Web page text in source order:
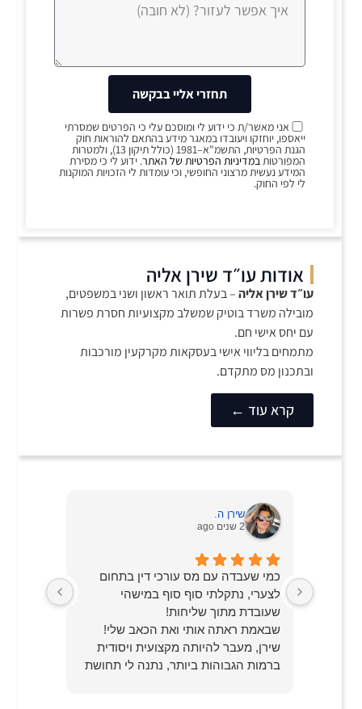
אני מאשר/ת כי ידוע לי ומוסכם עלי כי הפרטים שמסרתי
ייאספו, יוחזקו ויעובדו במאגר מידע בהתאם להוראות חוק
הגנת הפרטיות, התשמ"א–1981 (כולל תיקון 13), ולמטרות
המפורטותבמדיניות הפרטיות של האתר. ידוע לי כי מסירת
המידע נעשית מרצוני החופשי, וכי עומדות לי הזכויות המוקנות
לי לפי החוק.
תחזרי אליי בבקשה
אודות עו״ד שירן אליה
עו״ד שירן אליה– בעלת תואר ראשון ושני במשפטים,
מובילה משרד בוטיק שמשלב מקצועיות חסרת פשרות
עם יחס אישי חם.
מתמחים בליווי אישי בעסקאות מקרקעין מורכבות
ובתכנון מס מתקדם.
קרא עוד ←
היא
ודאגה
שירן ה.
2 שנים ago
כמי שעבדה עם מס עורכי דין בתחום
לצערי, נתקלתי סוף סוף במישהי
שעובדת מתוך שליחות!
שבאמת ראתה אותי ואת הכאב שלי!
שירן, מעבר להיותה מקצועית ויסודית
ברמות הגבוהות ביותר, נתנה לי תחושת